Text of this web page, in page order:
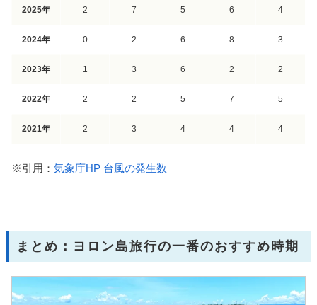
2025年 2 7 5 6 4
2024年 0 2 6 8 3
2023年 1 3 6 2 2
2022年 2 2 5 7 5
2021年 2 3 4 4 4
※引用： 気象庁HP 台風の発生数
まとめ：ヨロン島旅行の一番のおすすめ時期